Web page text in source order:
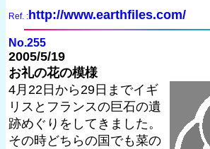
Ref. : http://www.earthfiles.com/
No.255
2005/5/19
お礼の花の模様
4月22日から29日までイギ
リスとフランスの巨石の遺
跡めぐりをしてきました。
その時どちらの国でも菜の